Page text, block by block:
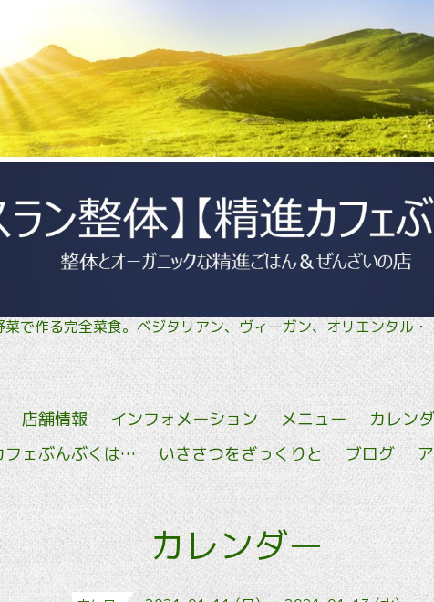
野菜で作る完全菜食。ベジタリアン、ヴィーガン、オリエ
店舗情報 インフォメーション メニュー カレン
フェぶんぶくは…
いきさつをざっくりと ブログ
カレンダー